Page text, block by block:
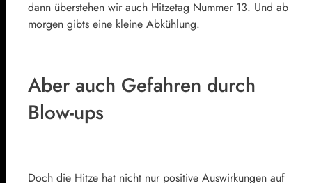
dann überstehen wir auch Hitzetag Nummer 13. Und ab
morgen gibts eine kleine Abkühlung.
Aber auch Gefahren durch
Blow-ups
Doch die Hitze hat nicht nur positive Auswirkungen auf